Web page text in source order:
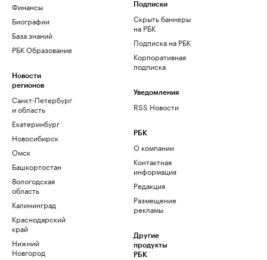
Финансы
Биографии
База знаний
РБК Образование
Новости
регионов
Санкт-Петербург
и область
Екатеринбург
Новосибирск
Омск
Башкортостан
Вологодская
область
Калининград
Краснодарский
край
Нижний
Новгород
Подписки
Скрыть баннеры
на РБК
Подписка на РБК
Корпоративная
подписка
Уведомления
RSS Новости
РБК
О компании
Контактная
информация
Редакция
Размещение
рекламы
Другие
продукты
РБК